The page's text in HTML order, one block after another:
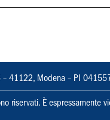
– 41122, Modena – PI
riservati. È espressamente